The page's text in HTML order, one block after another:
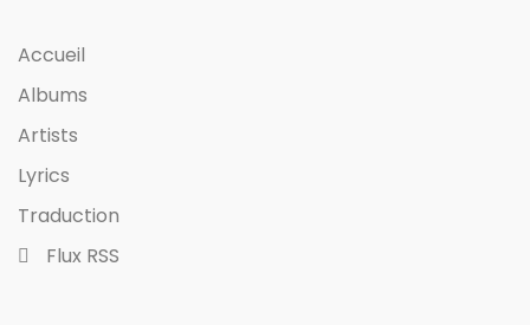
Accueil
Albums
Artists
Lyrics
Traduction
Flux RSS